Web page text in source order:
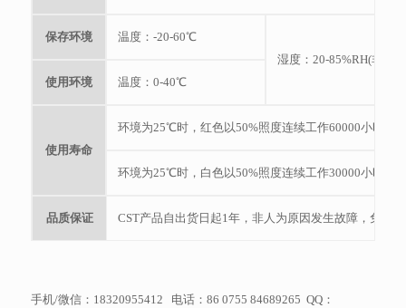
保存环境
温度：-20-60℃
湿度：20-85%RH(非凝
使用环境
温度：0-40℃
使用寿命
环境为25℃时，红色以50%照度连续工作60000小时，
环境为25℃时，白色以50%照度连续工作30000小时，
品质保证 CST产品自出货日起1年，非人为原因发生故障，免费
手机/微信：18320955412 电话：86 0755 84689265 QQ：